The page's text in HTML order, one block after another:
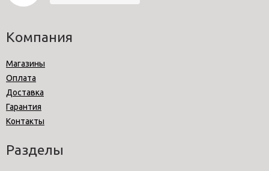
Компания
Магазины
Оплата
Доставка
Гарантия
Контакты
Разделы